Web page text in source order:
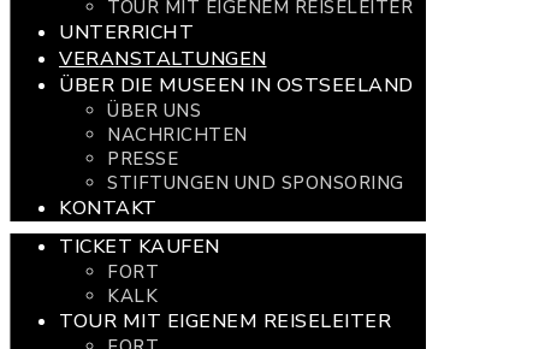
TOUR MIT EIGENEM REISELEITER
UNTERRICHT
VERANSTALTUNGEN
ÜBER DIE MUSEEN IN OSTSEELAND
ÜBER UNS
NACHRICHTEN
PRESSE
STIFTUNGEN UND SPONSORING
KONTAKT
TICKET KAUFEN
FORT
KALK
TOUR MIT EIGENEM REISELEITER